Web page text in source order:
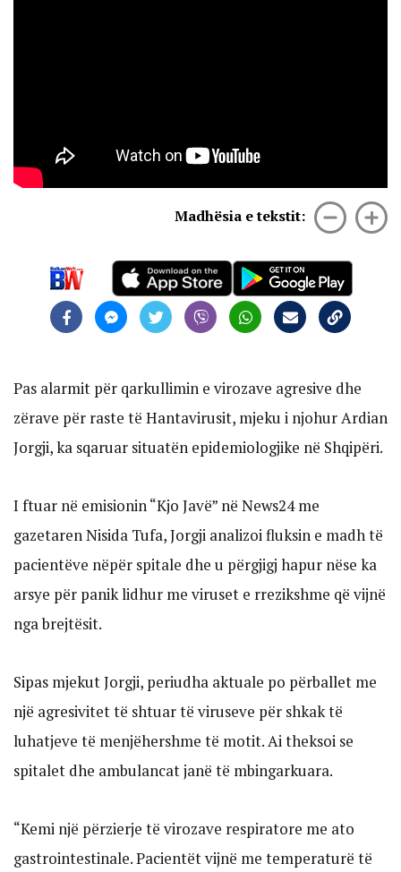
Madhësia e tekstit:
Pas alarmit për qarkullimin e virozave agresive dhe
zërave për raste të Hantavirusit, mjeku i njohur Ardian
Jorgji, ka sqaruar situatën epidemiologjike në Shqipëri.
I ftuar në emisionin “Kjo Javë” në News24 me
gazetaren Nisida Tufa, Jorgji analizoi fluksin e madh të
pacientëve nëpër spitale dhe u përgjigj hapur nëse ka
arsye për panik lidhur me viruset e rrezikshme që vijnë
nga brejtësit.
Sipas mjekut Jorgji, periudha aktuale po përballet me
një agresivitet të shtuar të viruseve për shkak të
luhatjeve të menjëhershme të motit. Ai theksoi se
spitalet dhe ambulancat janë të mbingarkuara.
“Kemi një përzierje të virozave respiratore me ato
gastrointestinale. Pacientët vijnë me temperaturë të